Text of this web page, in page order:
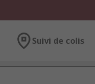
Suivi de colis